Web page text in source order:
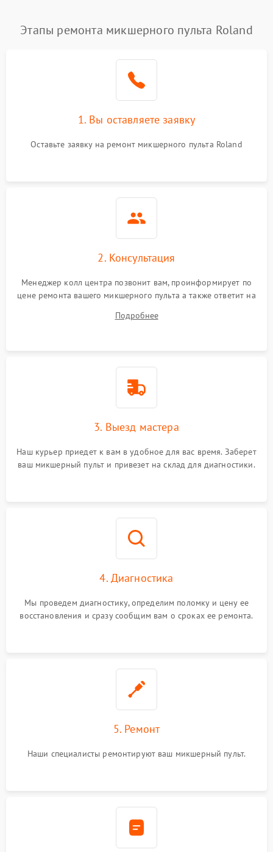
Этапы ремонта микшерного пульта Roland
1. Вы оставляете заявку
Оставьте заявку на ремонт микшерного пульта Roland
2. Консультация
Менеджер колл центра позвонит вам, проинформирует по
цене ремонта вашего микшерного пульта а также ответит на
Подробнее
3. Выезд мастера
Наш курьер приедет к вам в удобное для вас время. Заберет
ваш микшерный пульт и привезет на склад для диагностики.
4. Диагностика
Мы проведем диагностику, определим поломку и цену ее
восстановления и сразу сообщим вам о сроках ее ремонта.
5. Ремонт
Наши специалисты ремонтируют ваш микшерный пульт.